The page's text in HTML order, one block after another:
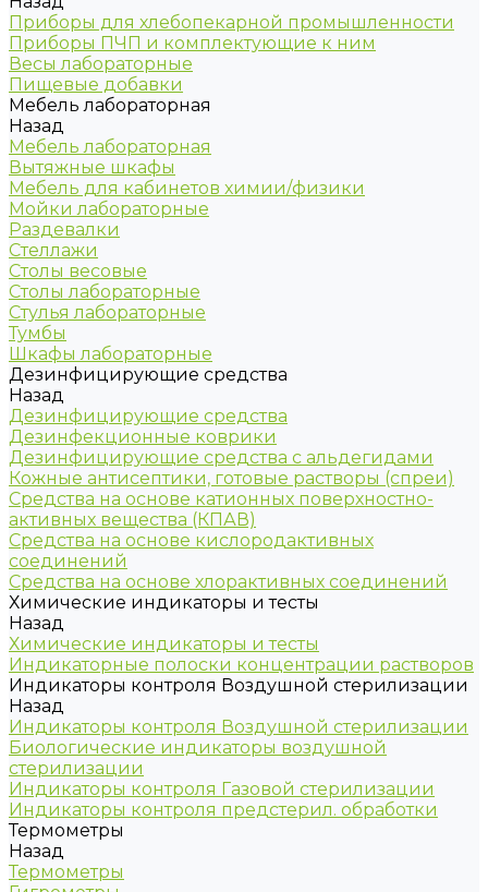
Приборы для хлебопекарной промышленности
Приборы ПЧП и комплектующие к ним
Весы лабораторные
Пищевые добавки
Мебель лабораторная
Назад
Мебель лабораторная
Вытяжные шкафы
Мебель для кабинетов химии/физики
Мойки лабораторные
Раздевалки
Стеллажи
Столы весовые
Столы лабораторные
Стулья лабораторные
Тумбы
Шкафы лабораторные
Дезинфицирующие средства
Назад
Дезинфицирующие средства
Дезинфекционные коврики
Дезинфицирующие средства с альдегидами
Кожные антисептики, готовые растворы (спреи)
Средства на основе катионных поверхностно-
активных вещества (КПАВ)
Средства на основе кислородактивных
соединений
Средства на основе хлорактивных соединений
Химические индикаторы и тесты
Назад
Химические индикаторы и тесты
Индикаторные полоски концентрации растворов
Индикаторы контроля Воздушной стерилизации
Назад
Индикаторы контроля Воздушной стерилизации
Биологические индикаторы воздушной
стерилизации
Индикаторы контроля Газовой стерилизации
Индикаторы контроля предстерил. обработки
Термометры
Назад
Термометры